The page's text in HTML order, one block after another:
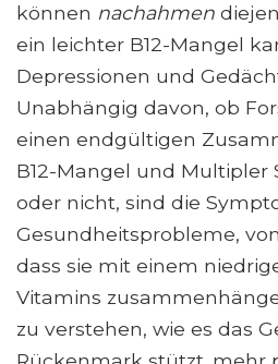
können nachahmen
ein leichter B12-Mangel
Depressionen und
Unabhängig davon, ob
einen endgültigen
B12-Mangel und Multipler
oder nicht, sind die
Gesundheitsprobleme,
dass sie mit einem
Vitamins
zu verstehen, wie es das